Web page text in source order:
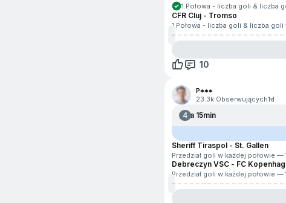
1.Połowa - liczba goli & liczba
CFR Cluj - Tromso
1.Połowa - liczba goli & liczba
10
P***
23.3k Obserwujących1d
4Za 15min
Sheriff Tiraspol - St. Gallen
Przedział goli w każdej połowie —
Debreczyn VSC - FC
Przedział goli w każdej połowie —